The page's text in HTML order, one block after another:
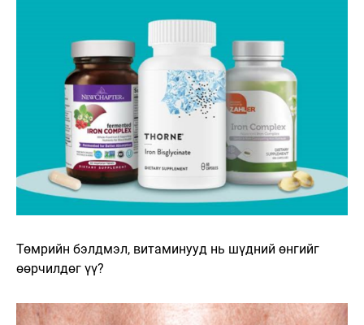
​​Төмрийн бэлдмэл, витаминууд нь шүдний өнгийг
өөрчилдөг үү?